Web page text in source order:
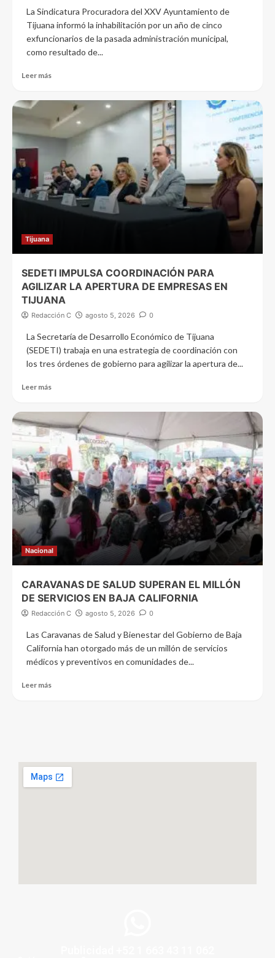
La Sindicatura Procuradora del XXV Ayuntamiento de
Tijuana informó la inhabilitación por un año de cinco
exfuncionarios de la pasada administración municipal,
como resultado de...
Leer más
Tijuana
SEDETI IMPULSA COORDINACIÓN PARA
AGILIZAR LA APERTURA DE EMPRESAS EN
TIJUANA
Redacción C agosto 5, 2026 0
La Secretaría de Desarrollo Económico de Tijuana
(SEDETI) trabaja en una estrategia de coordinación con
los tres órdenes de gobierno para agilizar la apertura de...
Leer más
Nacional
CARAVANAS DE SALUD SUPERAN EL MILLÓN
DE SERVICIOS EN BAJA CALIFORNIA
Redacción C agosto 5, 2026 0
Las Caravanas de Salud y Bienestar del Gobierno de Baja
California han otorgado más de un millón de servicios
médicos y preventivos en comunidades de...
Leer más